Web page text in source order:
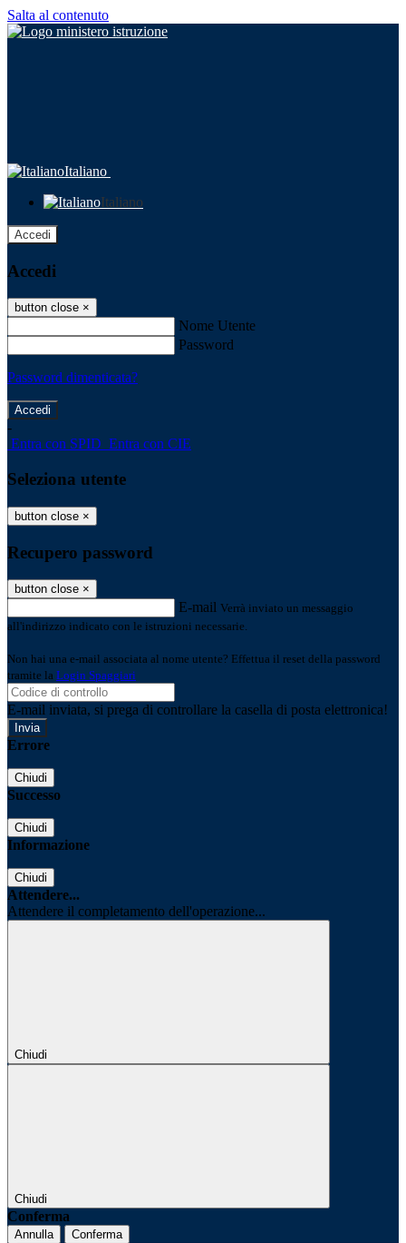
Salta al contenuto
Italiano
Italiano
Accedi
Accedi
button close ×
Nome Utente
Password
Password dimenticata?
-
Entra con SPID Entra con CIE
Seleziona utente
button close ×
Recupero password
button close ×
E-mail Verrà inviato un messaggio
all'indirizzo indicato con le istruzioni necessarie.
Non hai una e-mail associata al nome utente? Effettua il reset della password
tramite la Login Spaggiari
E-mail inviata, si prega di controllare la casella di posta elettronica!
Errore
Chiudi
Successo
Chiudi
Informazione
Chiudi
Attendere...
Attendere il completamento dell'operazione...
Chiudi
Chiudi
Conferma
Annulla Conferma